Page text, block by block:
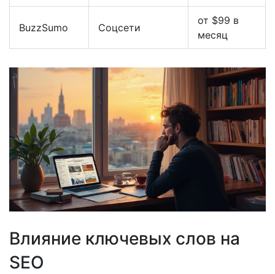
BuzzSumo Соцсети
от $99 в
месяц
Влияние ключевых слов на
SEO